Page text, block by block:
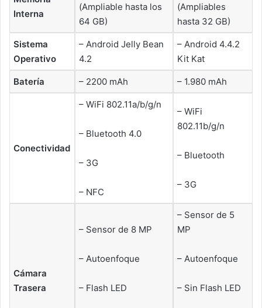
Interna
(Ampliable hasta los
64 GB)
(Ampliables
hasta 32 GB)
Sistema
Operativo
– Android Jelly Bean
4.2
– Android 4.4.2
Kit Kat
Batería – 2200 mAh – 1.980 mAh
Conectividad
– WiFi 802.11a/b/g/n
– Bluetooth 4.0
– 3G
– NFC
– WiFi
802.11b/g/n
– Bluetooth
– 3G
Cámara
Trasera
– Sensor de 8 MP
– Autoenfoque
– Flash LED
– Sensor de 5
MP
– Autoenfoque
– Sin Flash LED